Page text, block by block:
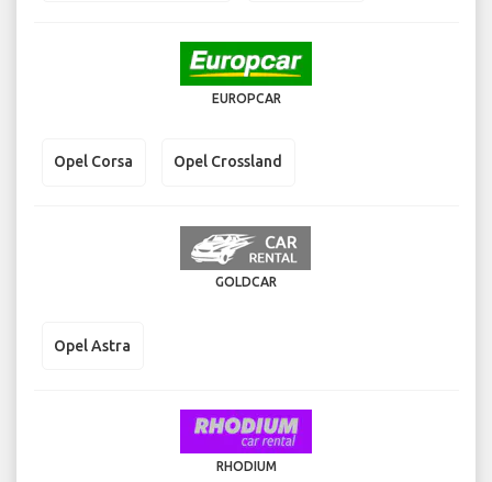
EUROPCAR
Opel Corsa Opel Crossland
GOLDCAR
Opel Astra
RHODIUM